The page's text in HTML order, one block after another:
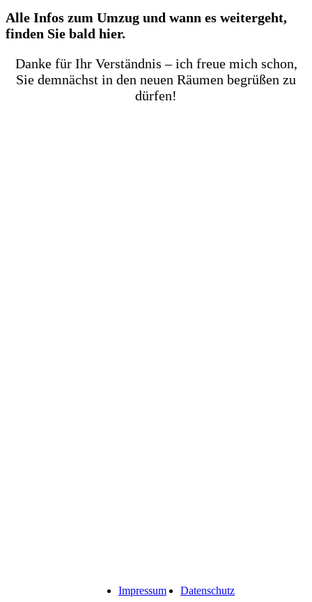
Alle Infos zum Umzug und wann es weitergeht,
finden Sie bald hier.
Danke für Ihr Verständnis – ich freue mich schon,
Sie demnächst in den neuen Räumen begrüßen zu
dürfen!
Impressum Datenschutz